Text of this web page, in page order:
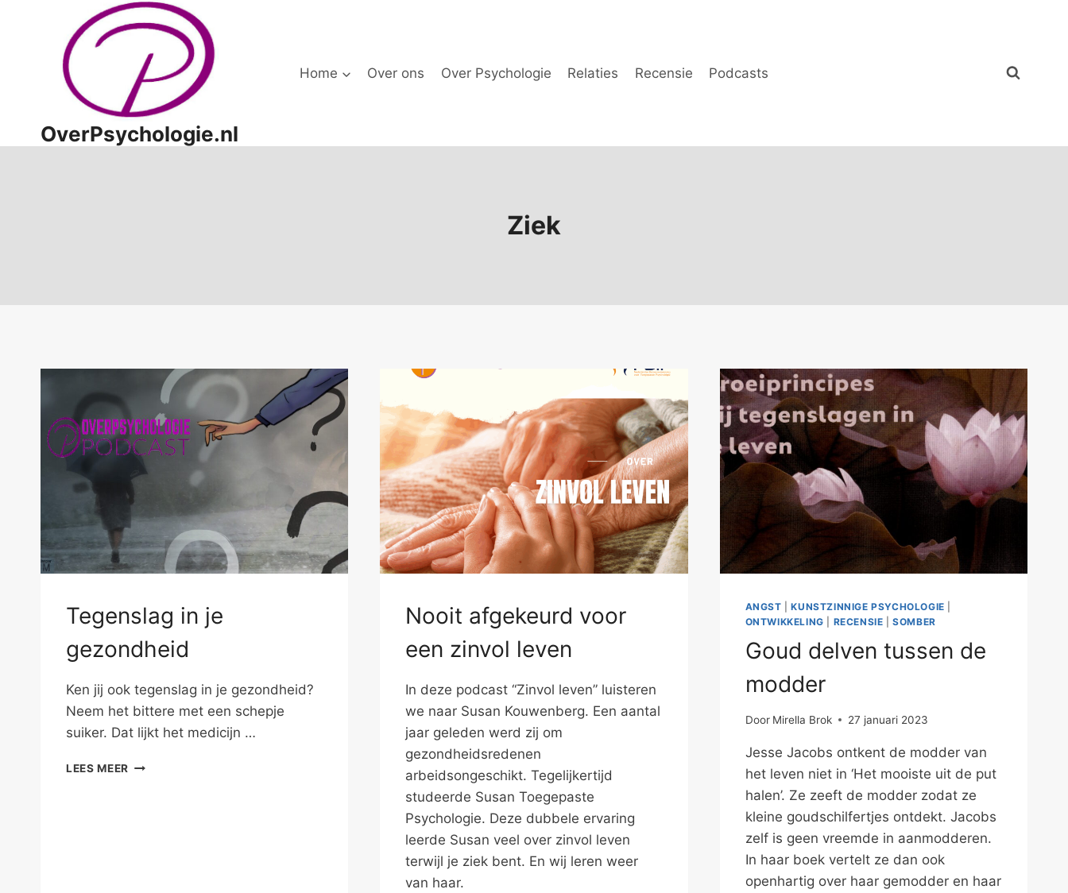
OverPsychologie.nl
Home Over ons Over Psychologie Relaties Recensie Podcasts
Ziek
Tegenslag in je
gezondheid
Ken jij ook tegenslag in je gezondheid?
Neem het bittere met een schepje
suiker. Dat lijkt het medicijn …
LEES MEER TEGENSLAG
Nooit afgekeurd voor
een zinvol leven
In deze podcast “Zinvol leven” luisteren
we naar Susan Kouwenberg. Een aantal
jaar geleden werd zij om
gezondheidsredenen
arbeidsongeschikt. Tegelijkertijd
studeerde Susan Toegepaste
Psychologie. Deze dubbele ervaring
leerde Susan veel over zinvol leven
terwijl je ziek bent. En wij leren weer
van haar.
ANGST |KUNSTZINNIGE PSYCHOLOGIE
ONTWIKKELING
RECENSIE |SOMBER
Goud delven tussen de
modder
Door Mirella Brok 27 januari 2023
Jesse Jacobs ontkent de modder van
het leven niet in ‘Het mooiste uit de put
halen’. Ze zeeft de modder zodat ze
kleine goudschilfertjes ontdekt. Jacobs
zelf is geen vreemde in aanmodderen.
In haar boek vertelt ze dan ook
openhartig over haar gemodder en haar